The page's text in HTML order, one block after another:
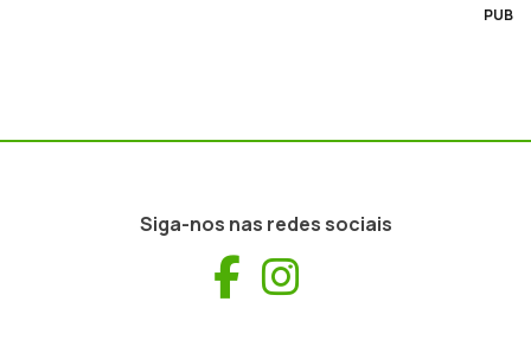
PUB
Siga-nos nas redes sociais
Facebook